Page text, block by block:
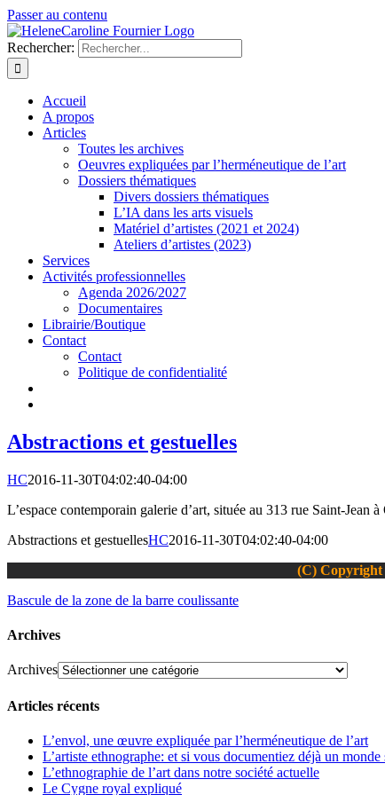
Passer au contenu
Rechercher:
Accueil
A propos
Articles
Toutes les archives
Oeuvres expliquées par l’herméneutique de l’art
Dossiers thématiques
Divers dossiers thématiques
L’IA dans les arts visuels
Matériel d’artistes (2021 et 2024)
Ateliers d’artistes (2023)
Services
Activités professionnelles
Agenda 2026/2027
Documentaires
Librairie/Boutique
Contact
Contact
Politique de confidentialité
Abstractions et gestuelles
HC2016-11-30T04:02:40-04:00
L’espace contemporain galerie d’art, située au 313 rue Saint-
Abstractions et gestuellesHC2016-11-30T04:02:40-04:00
(C) Copyright
Bascule de la zone de la barre coulissante
Archives
Archives
Articles récents
L’envol, une œuvre expliquée par l’herméneutique de l’art
L’artiste ethnographe: et si vous documentiez déjà un monde
L’ethnographie de l’art dans notre société actuelle
Le Cygne royal expliqué